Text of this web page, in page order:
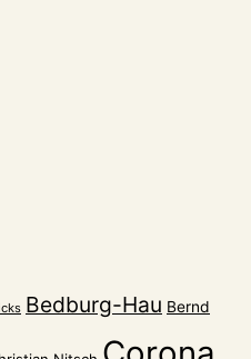
Bedburg-Hau Bernd